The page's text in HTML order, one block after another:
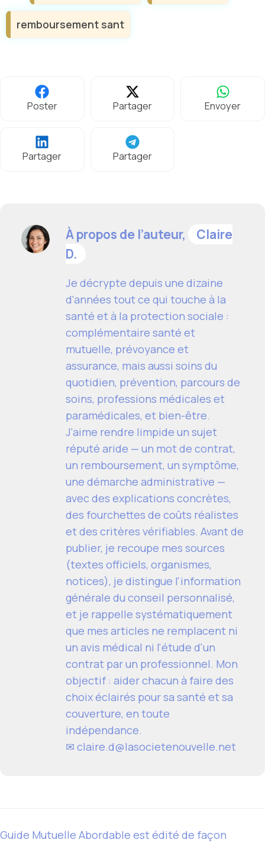
remboursement sant
Poster Partager Envoyer
Partager Partager
À propos de l’auteur,
Claire
D.
Je décrypte depuis une dizaine
d'années tout ce qui touche à la
santé et à la protection sociale :
complémentaire santé et
mutuelle, prévoyance et
assurance, mais aussi soins du
quotidien, prévention, parcours de
soins, professions médicales et
paramédicales, et bien-être.
J'aime rendre limpide un sujet
réputé aride — un mot de contrat,
un remboursement, un symptôme,
une démarche administrative —
avec des explications concrètes,
des fourchettes de coûts réalistes
et des critères vérifiables. Avant de
publier, je recoupe mes sources
(textes officiels, organismes,
notices), je distingue l'information
générale du conseil personnalisé,
et je rappelle systématiquement
que mes articles ne remplacent ni
un avis médical ni l'étude d'un
contrat par un professionnel. Mon
objectif : aider chacun à faire des
choix éclairés pour sa santé et sa
couverture, en toute
indépendance.
✉ claire.d@lasocietenouvelle.net
Guide Mutuelle Abordable est édité de façon